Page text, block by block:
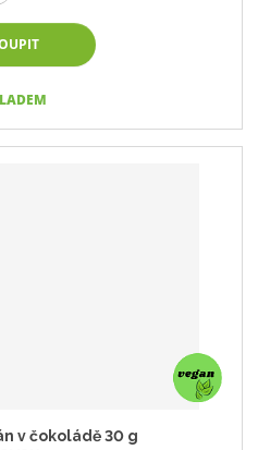
v čokoládě 30 g